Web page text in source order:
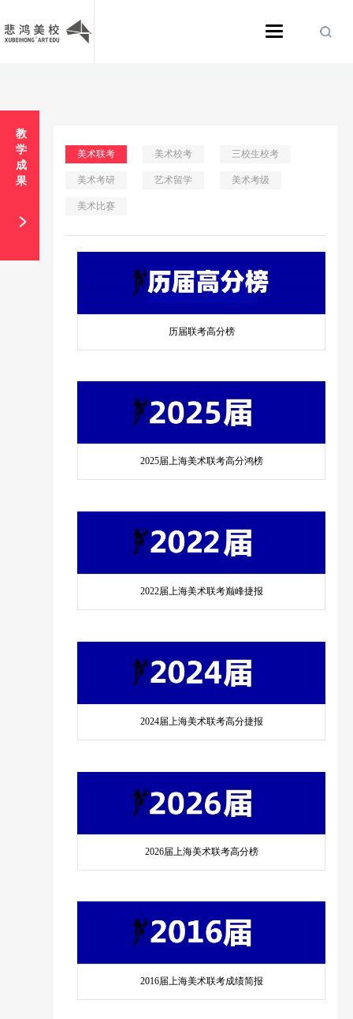
教
学
成
果
美术联考 美术校考 三校生校考
美术考研 艺术留学 美术考级
美术比赛
历届联考高分榜
2025届上海美术联考高分鸿榜
2022届上海美术联考巅峰捷报
2024届上海美术联考高分捷报
2026届上海美术联考高分榜
2016届上海美术联考成绩简报